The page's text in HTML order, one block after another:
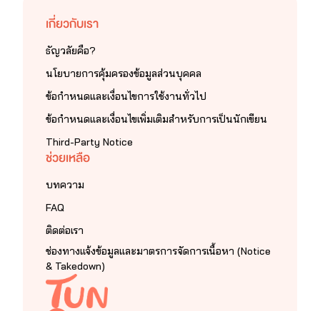
=1&version=v2.12';
  fjs.parentNode.insertBefore(js, fjs);
}(document, 'script', 'facebook-jssdk'));
// ]]>นิยายnc - by atermiss
เกี่ยวกับเรา
ธัญวลัยคือ?
นโยบายการคุ้มครองข้อมูลส่วนบุคคล
ข้อกำหนดและเงื่อนไขการใช้งานทั่วไป
ข้อกำหนดและเงื่อนไขเพิ่มเติมสำหรับการเป็นนักเขียน
Third-Party Notice
ช่วยเหลือ
บทความ
FAQ
ติดต่อเรา
ช่องทางแจ้งข้อมูลและมาตรการจัดการเนื้อหา (Notice
& Takedown)